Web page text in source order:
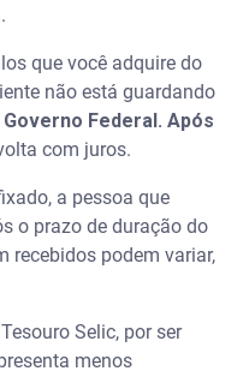
que você adquire do
não está guardando
Federal. Após
com juros.
a pessoa que
o prazo de duração do
recebidos podem variar,
Selic, por ser
menos